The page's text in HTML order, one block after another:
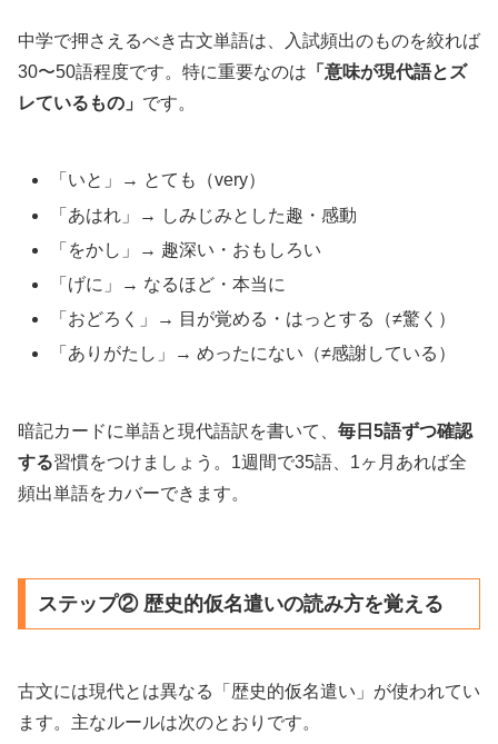
中学で押さえるべき古文単語は、入試頻出のものを絞れば
30〜50語程度です。特に重要なのは 「意味が現代語とズ
レているもの」 です。
「いと」→ とても（very）
「あはれ」→ しみじみとした趣・感動
「をかし」→ 趣深い・おもしろい
「げに」→ なるほど・本当に
「おどろく」→ 目が覚める・はっとする（≠驚く）
「ありがたし」→ めったにない（≠感謝している）
暗記カードに単語と現代語訳を書いて、 毎日5語ずつ確認
する習慣をつけましょう。1週間で35語、1ヶ月あれば全
頻出単語をカバーできます。
ステップ② 歴史的仮名遣いの読み方を覚える
古文には現代とは異なる「歴史的仮名遣い」が使われてい
ます。主なルールは次のとおりです。